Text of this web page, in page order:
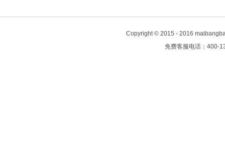
Copyright© 2015 - 2016
免费客服电话：400-